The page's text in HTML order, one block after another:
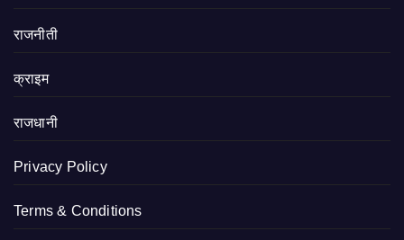
राजनीती
क्राइम
राजधानी
Privacy Policy
Terms & Conditions